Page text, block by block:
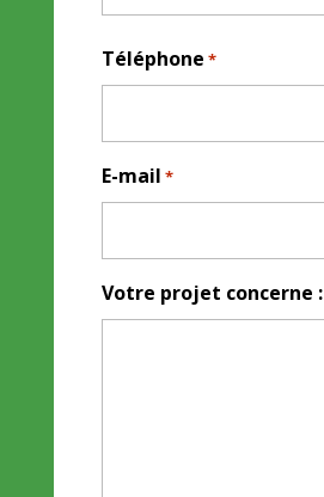
Téléphone *
E-mail *
Votre projet concerne :